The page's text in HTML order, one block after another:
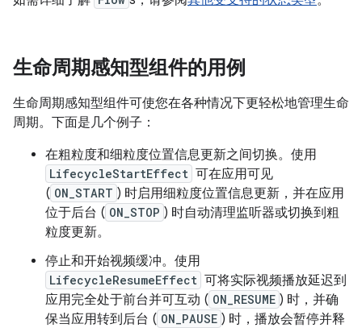
生命周期感知型组件的用例
生命周期感知型组件可使您在各种情况下更轻松地管理生命
周期。下面是几个例子：
在粗粒度和细粒度位置信息更新之间切换。使用
LifecycleStartEffect 可在应用可见
( ON_START ) 时启用细粒度位置信息更新，并在应用
位于后台 ( ON_STOP ) 时自动清理监听器或切换到粗
粒度更新。
停止和开始视频缓冲。使用
LifecycleResumeEffect 可将实际视频播放延迟到
应用完全处于前台并可互动 ( ON_RESUME ) 时，并确
保当应用转到后台 ( ON_PAUSE ) 时，播放会暂停并释